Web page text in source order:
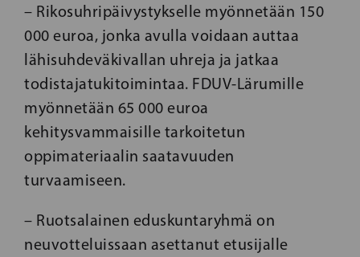
– Rikosuhripäivystykselle myönnetään 150
000 euroa, jonka avulla voidaan auttaa
lähisuhdeväkivallan uhreja ja jatkaa
todistajatukitoimintaa. FDUV-Lärumille
myönnetään 65 000 euroa
kehitysvammaisille tarkoitetun
oppimateriaalin saatavuuden
turvaamiseen.
– Ruotsalainen eduskuntaryhmä on
neuvotteluissaan asettanut etusijalle